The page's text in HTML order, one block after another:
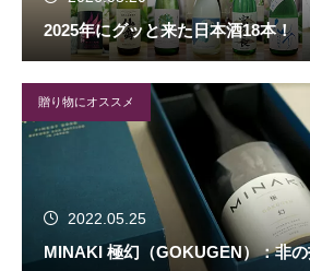
2025年にグッと来た日本酒18本！
贈り物にオススメ
2022.05.25
MINAKI 極幻（GOKUGEN）：非